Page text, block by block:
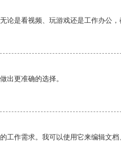
论是看视频、玩游戏还是工作办公
出更准确的选择。
工作需求。我可以使用它来编辑文档